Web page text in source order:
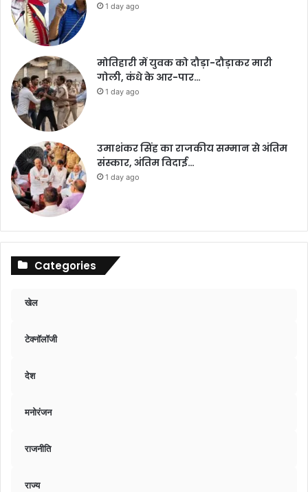
1 day ago
मोतिहारी में युवक को दौड़ा-दौड़ाकर मारी
गोली, कंधे के आर-पार…
1 day ago
उमाशंकर सिंह का राजकीय सम्मान से अंतिम
संस्कार, अंतिम विदाई…
1 day ago
Categories
खेल
टेक्नॉलॉजी
देश
मनोरंजन
राजनीति
राज्य